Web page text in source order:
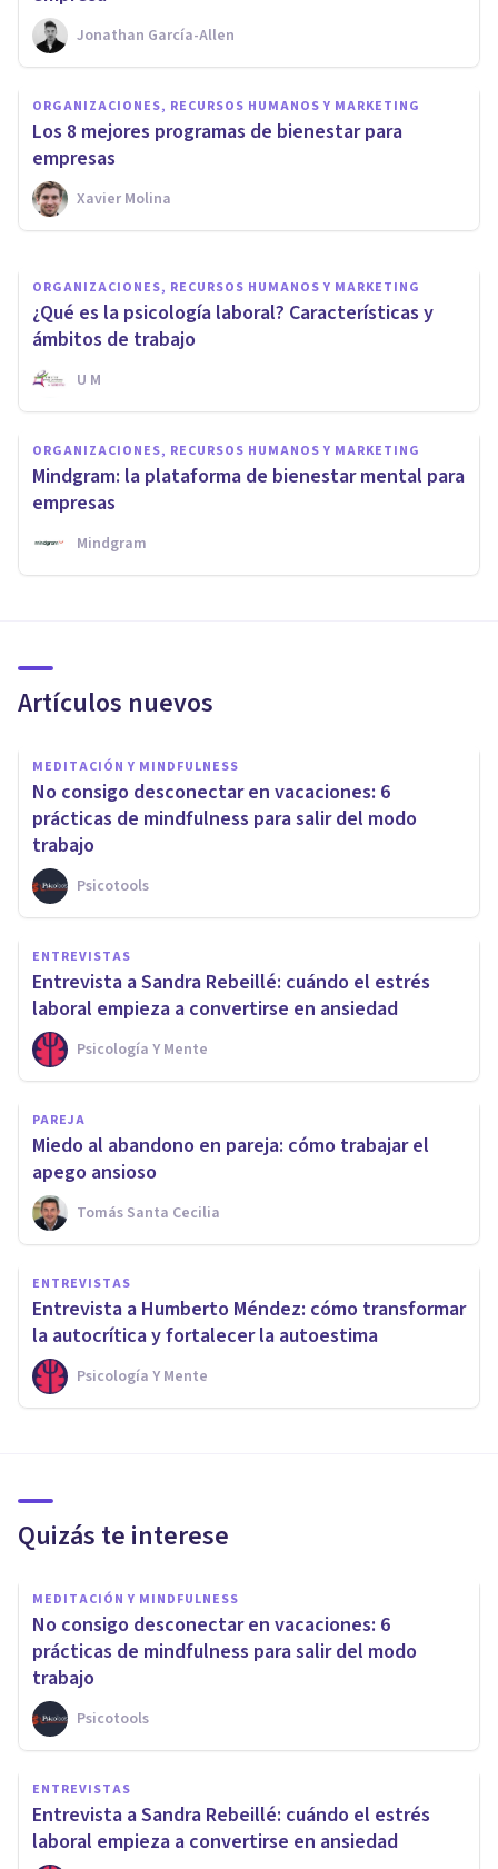
Jonathan García-Allen
ORGANIZACIONES, RECURSOS HUMANOS Y MARKETING
Los 8 mejores programas de bienestar para
empresas
Xavier Molina
11 herramientas para
aumentar el bienestar laboral
Xavier Molina
ORGANIZACIONES, RECURSOS HUMANOS Y MARKETING
¿Qué es la psicología laboral? Características y
ámbitos de trabajo
U M
ORGANIZACIONES, RECURSOS HUMANOS Y MARKETING
Mindgram: la plataforma de bienestar mental para
empresas
Mindgram
Artículos nuevos
MEDITACIÓN Y MINDFULNESS
No consigo desconectar en vacaciones: 6
prácticas de mindfulness para salir del modo
trabajo
Psicotools
ENTREVISTAS
Entrevista a Sandra Rebeillé: cuándo el estrés
laboral empieza a convertirse en ansiedad
Psicología Y Mente
PAREJA
Miedo al abandono en pareja: cómo trabajar el
apego ansioso
Tomás Santa Cecilia
ENTREVISTAS
Entrevista a Humberto Méndez: cómo transformar
la autocrítica y fortalecer la autoestima
Psicología Y Mente
Quizás te interese
MEDITACIÓN Y MINDFULNESS
No consigo desconectar en vacaciones: 6
prácticas de mindfulness para salir del modo
trabajo
Psicotools
ENTREVISTAS
Entrevista a Sandra Rebeillé: cuándo el estrés
laboral empieza a convertirse en ansiedad